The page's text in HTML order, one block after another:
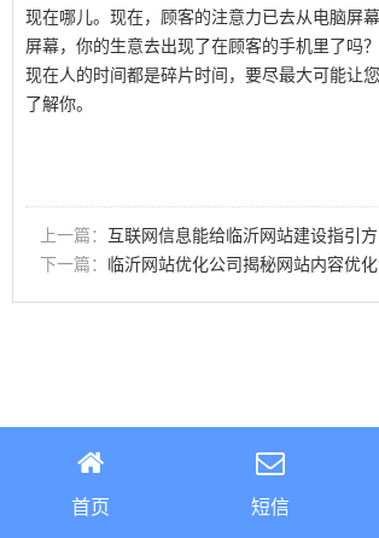
现在哪儿。现在，顾客的注意力已去从电脑屏
屏幕，你的生意去出现了在顾客的手机里了吗
现在人的时间都是碎片时间，要尽最大可能让
了解你。
上一篇： 互联网信息能给临沂网站建设指引
下一篇： 临沂网站优化公司揭秘网站内容优
首页 短信